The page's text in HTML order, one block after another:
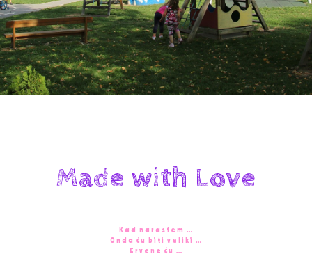
Made with Love
Kad narastem …
Onda ću biti veliki …
Crvene ću …